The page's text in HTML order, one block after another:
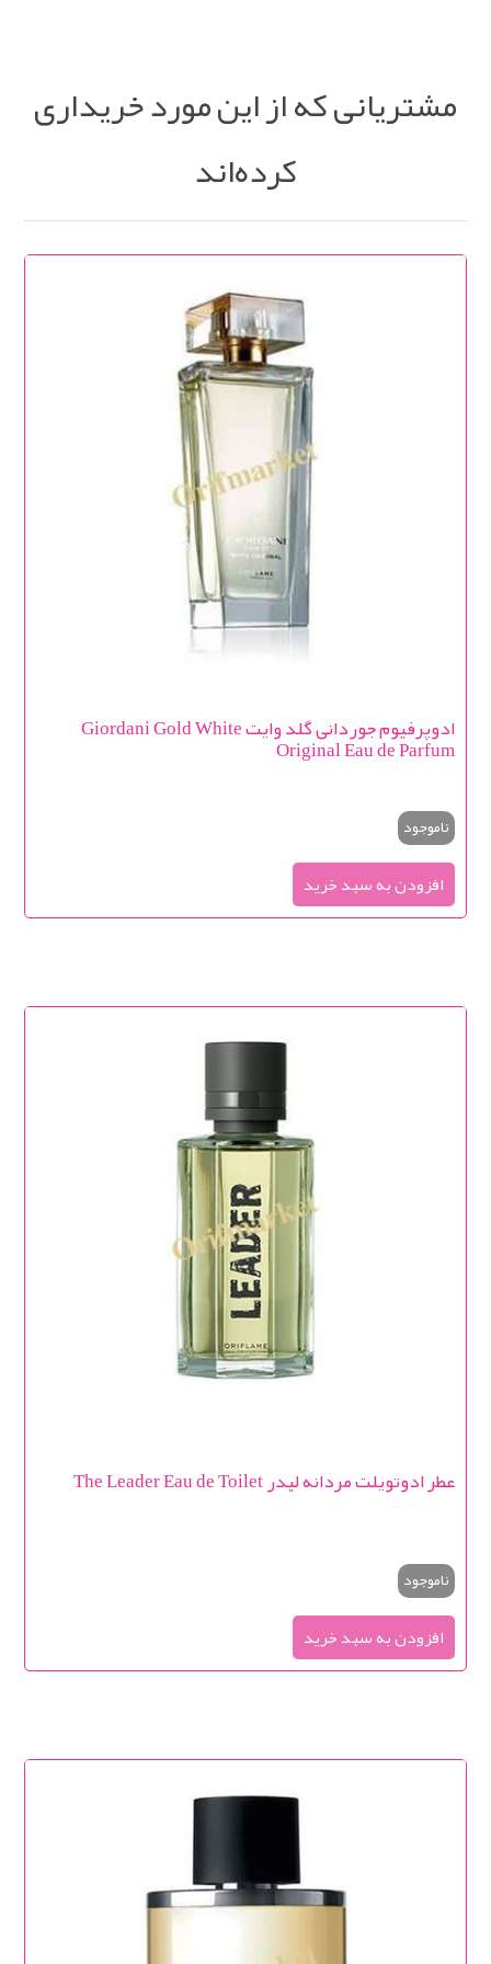
مشتریانی که از این مورد خریداری
کرده‌اند
ادوپرفیوم جوردانی گلد وایت Giordani Gold White
Original Eau de Parfum
ناموجود
عطر ادوتویلت مردانه لیدر The Leader Eau de Toilet
ناموجود